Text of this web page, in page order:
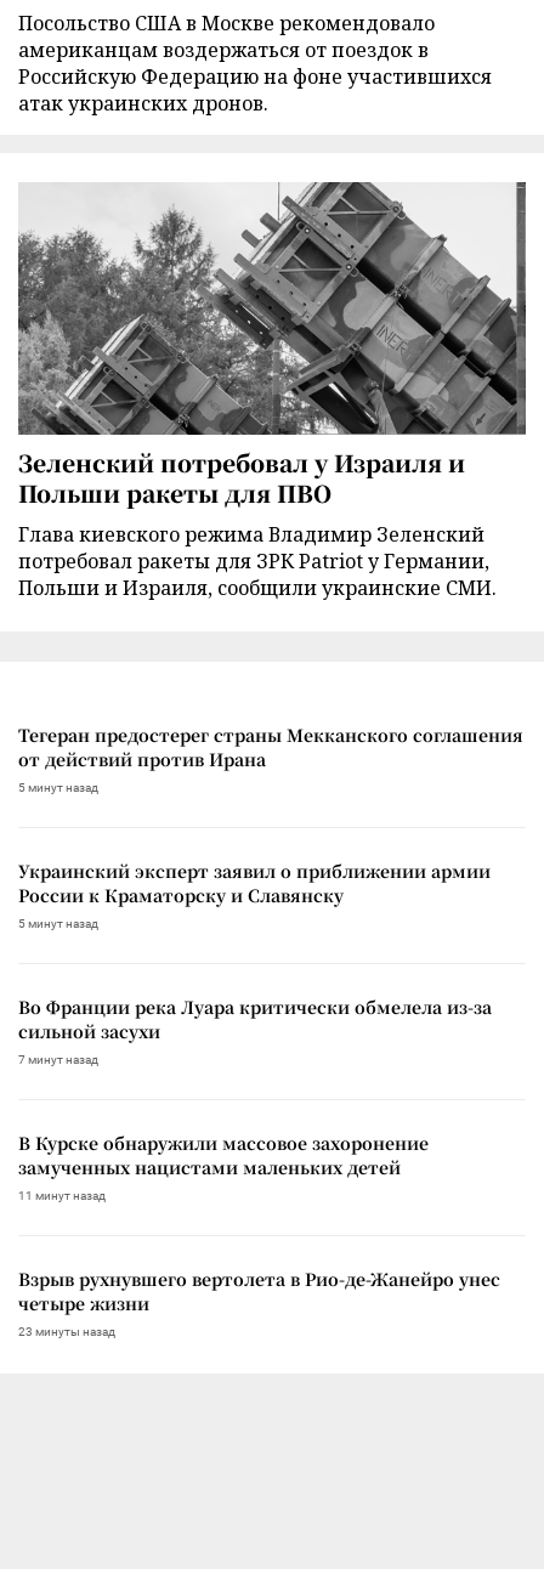
Посольство США в Москве рекомендовало
американцам воздержаться от поездок в
Российскую Федерацию на фоне участившихся
атак украинских дронов.
Зеленский потребовал у Израиля и
Польши ракеты для ПВО
Глава киевского режима Владимир Зеленский
потребовал ракеты для ЗРК Patriot у Германии,
Польши и Израиля, сообщили украинские СМИ.
Тегеран предостерег страны Мекканского соглашения
от действий против Ирана
5 минут назад
Украинский эксперт заявил о приближении армии
России к Краматорску и Славянску
5 минут назад
Во Франции река Луара критически обмелела из-за
сильной засухи
7 минут назад
В Курске обнаружили массовое захоронение
замученных нацистами маленьких детей
11 минут назад
Взрыв рухнувшего вертолета в Рио-де-Жанейро унес
четыре жизни
23 минуты назад